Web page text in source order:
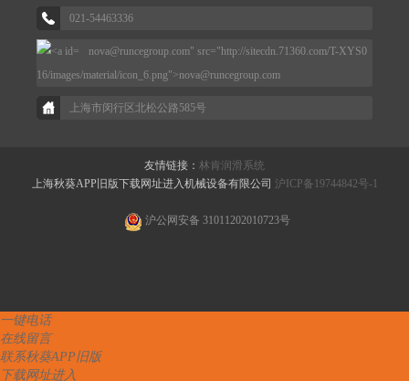
021-54463336
nova@runcegroup.com" src="http://sitecdn.71360.com/T-XYS0
16/images/material/icon_6.png">nova@runcegroup.com
上海市闵行区北松公路585号
友情链接： 林肯润滑系统
上海秋葵APP旧版下载网址进入机械设备有限公司 沪ICP备19744842号-1
沪公网安备 31011202010723号
一键电话
在线留言
联系秋葵APP旧版
下载网址进入